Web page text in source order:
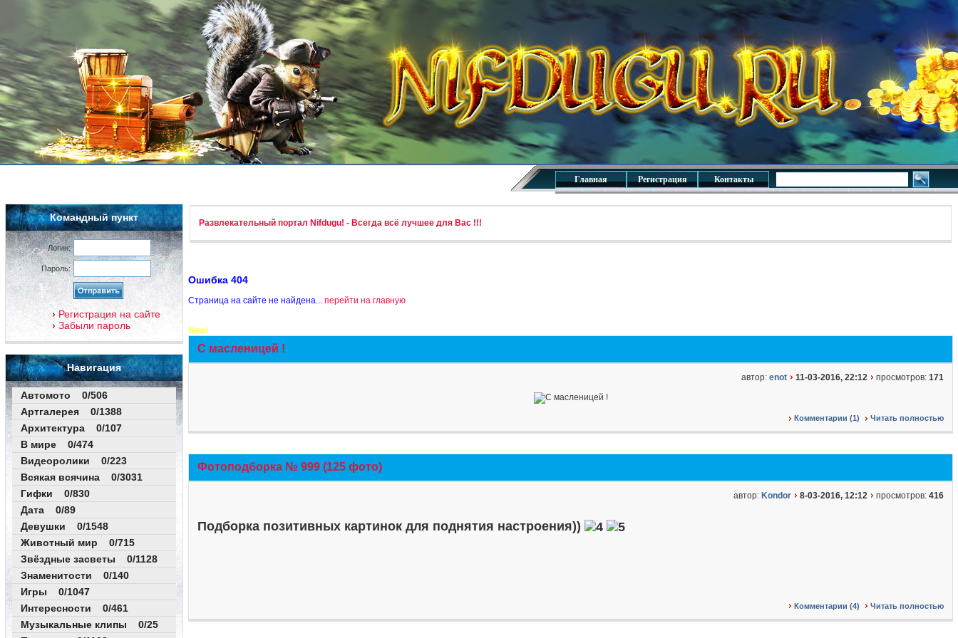
Главная Регистрация Контакты
Командный пункт
Логин:
Пароль:
Регистрация на сайте
Забыли пароль
Навигация
Автомото 0/506
Артгалерея 0/1388
Архитектура 0/107
В мире 0/474
Видеоролики 0/223
Всякая всячина 0/3031
Гифки 0/830
Дата 0/89
Девушки 0/1548
Животный мир 0/715
Звёздные засветы 0/1128
Знаменитости 0/140
Игры 0/1047
Интересности 0/461
Музыкальные клипы 0/25
Развлекательный портал Nifdugu! - Всегда всё лучшее для Вас !!!
Ошибка 404
Страница на сайте не найдена... перейти на главную
New!
С масленицей !
автор: enot 11-03-2016, 22:12 просмотров: 171
Комментарии (1) Читать полностью
Фотоподборка № 999 (125 фото)
автор: Kondor 8-03-2016, 12:12 просмотров: 416
Подборка позитивных картинок для поднятия настроения))
Комментарии (4) Читать полностью